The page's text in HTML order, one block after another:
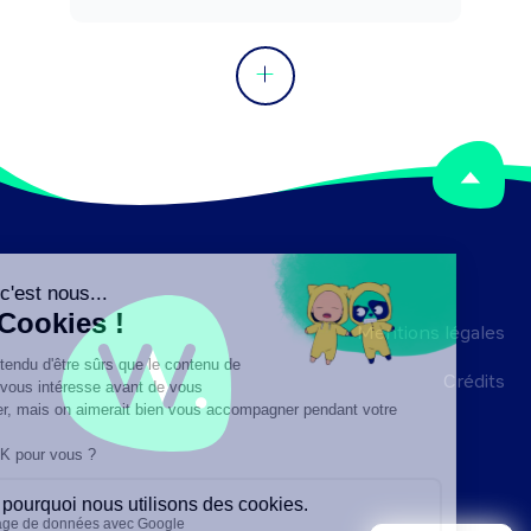
Mentions légales
Crédits